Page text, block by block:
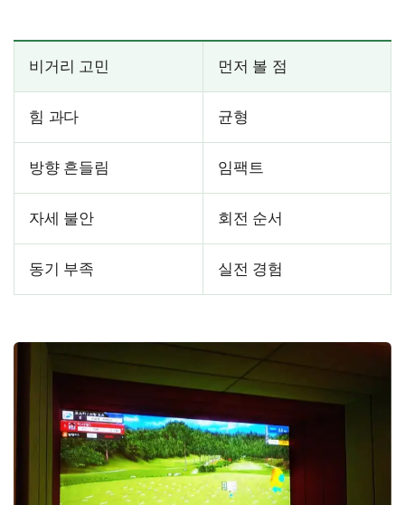
비거리 고민 먼저 볼 점
힘 과다 균형
방향 흔들림 임팩트
자세 불안 회전 순서
동기 부족 실전 경험